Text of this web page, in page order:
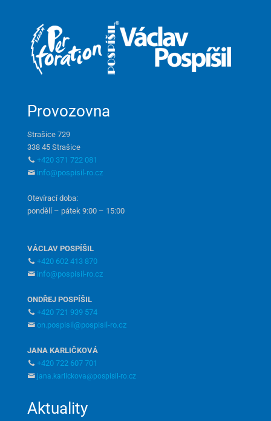
Provozovna
Strašice 729
338 45 Strašice
+420 371 722 081
info@pospisil-ro.cz
Otevírací doba:
pondělí – pátek 9:00 – 15:00
VÁCLAV POSPÍŠIL
+420 602 413 870
info@pospisil-ro.cz
ONDŘEJ POSPÍŠIL
+420 721 939 574
on.pospisil@pospisil-ro.cz
JANA KARLIČKOVÁ
+420 722 607 701
jana.karlickova@pospisil-ro.cz
Aktuality